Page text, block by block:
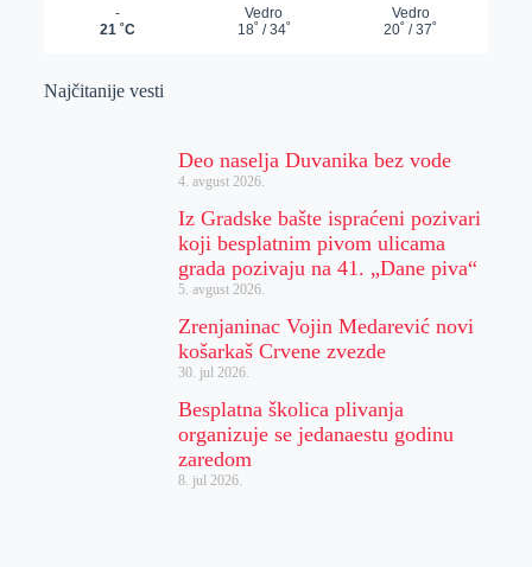
Najčitanije vesti
Deo naselja Duvanika bez vode
4. avgust 2026.
Iz Gradske bašte ispraćeni pozivari
koji besplatnim pivom ulicama
grada pozivaju na 41. „Dane piva“
5. avgust 2026.
Zrenjaninac Vojin Medarević novi
košarkaš Crvene zvezde
30. jul 2026.
Besplatna školica plivanja
organizuje se jedanaestu godinu
zaredom
8. jul 2026.